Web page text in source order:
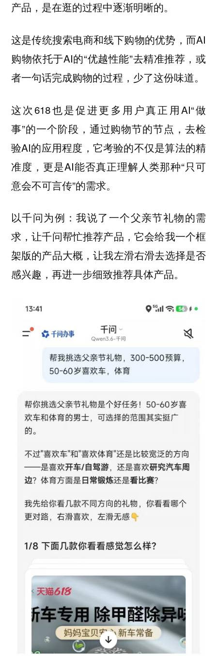
产品，是在逛的过程中逐渐明晰的。
这是传统搜索电商和线下购物的优势，而AI
购物依托于AI的“优越性能”去精准推荐，或
者一句话完成购物的过程，少了这份味道。
这次618也是促进更多用户真正用AI“做
事”的一个阶段，通过购物节的节点，去检
验AI的应用程度，它考验的不仅是算法的精
准度，更是AI能否真正理解人类那种“只可
意会不可言传”的需求。
以千问为例：我说了一个父亲节礼物的需
求，让千问帮忙推荐产品，它会给我一个框
架版的产品大概，让我左滑右滑去选择是否
感兴趣，再进一步细致推荐具体产品。